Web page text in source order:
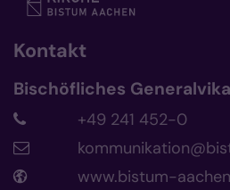
Kontakt
Bischöfliches
+49 241 452-0
www.bistum-